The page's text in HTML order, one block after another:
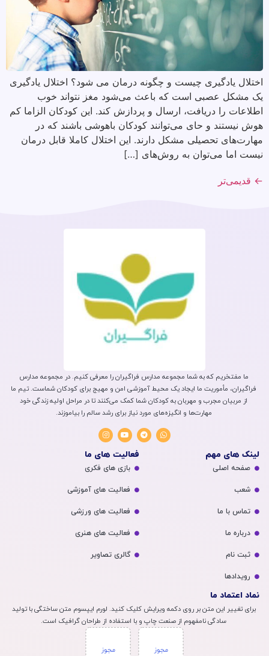
اختلال یادگیری چیست و چگونه درمان می شود؟ اختلال یادگیری
یک مشکل عصبی است که باعث می‌شود مغز نتواند خوب
اطلاعات را دریافت، ارسال و پردازش کند. این کودکان الزاما کم
هوش نیستند و حای می‌توانند کودکان باهوشی باشند که در
مهارت‌های تحصیلی مشکل دارند. این اختلال کاملا قابل درمان
نیست اما می‌توان به روش‌های […]
← قدیمی‌تر
ما مفتخریم که به شما مجموعه مدارس فراگیران را معرفی کنیم. در مجموعه مدارس
فراگیران، مأموریت ما ایجاد یک محیط آموزشی امن و مهیج برای کودکان شماست. تیم ما
از مربیان مجرب و مهربان به کودکان شما کمک می‌کنند تا در مراحل اولیه زندگی خود
مهارت‌ها و انگیزه‌های مورد نیاز برای رشد سالم را بیاموزند.
لینک های مهم
صفحه اصلی
شعب
تماس با ما
درباره ما
ثبت نام
رویداد‌ها
فعالیت های ما
بازی های فکری
فعالیت های آموزشی
فعالیت های ورزشی
فعالیت های هنری
گالری تصاویر
نماد اعتماد ما
برای تغییر این متن بر روی دکمه ویرایش کلیک کنید. لورم ایپسوم متن ساختگی با تولید
سادگی نامفهوم از صنعت چاپ و با استفاده از طراحان گرافیک است.